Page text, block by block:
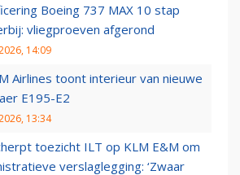
Boeing 737 MAX 10 stap
vliegproeven afgerond
14:09
Airlines toont interieur van nieuwe
E195-E2
13:34
toezicht ILT op KLM E&M om
verslaglegging: ‘Zwaar